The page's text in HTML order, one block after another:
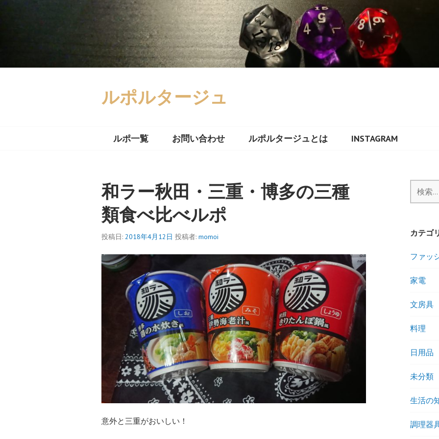
ルポルタージュ
ルポ一覧 お問い合わせ ルポルタージュとは INSTAGRAM
和ラー秋田・三重・博多の三種
類食べ比べルポ
投稿日: 2018年4月12日 投稿者: momoi
意外と三重がおいしい！
索:
カテゴ
ファッ
家電
文房具
料理
日用品
未分類
生活の
調理器